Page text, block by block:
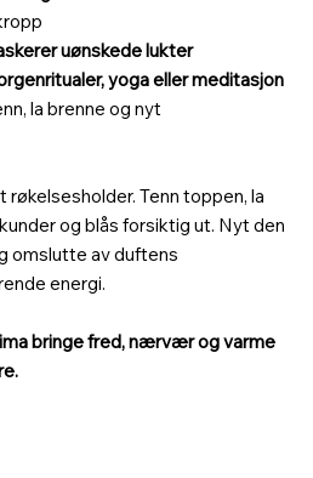
uønskede lukter
yoga eller meditasjon
la brenne og nyt
røkelsesholder. Tenn toppen, la
og blås forsiktig ut. Nyt den
omslutte av duftens
energi.
bringe fred, nærvær og varme